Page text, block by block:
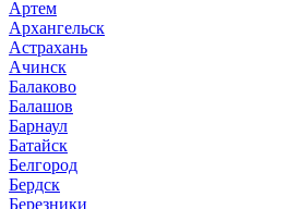
Артем
Архангельск
Астрахань
Ачинск
Балаково
Балашов
Барнаул
Батайск
Белгород
Бердск
Березники